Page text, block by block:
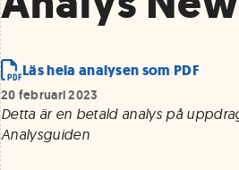
Läs hela analysen som PDF
20 februari 2023
Detta är en betald analys på
Analysguiden